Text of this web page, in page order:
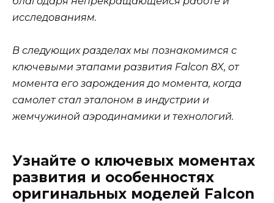
исследованиям.
В следующих разделах мы познакомимся с
ключевыми этапами развития Falcon 8X, от
момента его зарождения до момента, когда
самолет стал эталоном в индустрии и
жемчужиной аэродинамики и технологий.
Узнайте о ключевых моментах
развития и особенностях
оригинальных моделей Falcon